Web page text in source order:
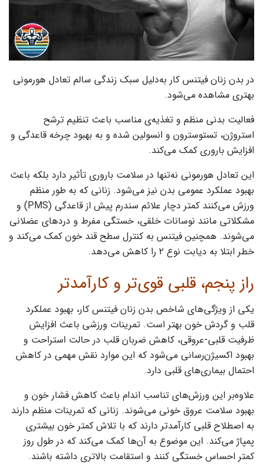
در بدن زنان فیتنس کار به‌دلیل سبک زندگی سالم تعادل هورمونی
بهتری مشاهده می‌شود.
فعالیت بدنی منظم و تغذیه‌ی مناسب باعث تنظیم ترشح
استروژن، تستوسترون و انسولین شده و به بهبود چرخه قاعدگی و
افزایش باروری کمک می‌کند.
این تعادل هورمونی نه‌تنها در سلامت باروری تأثیر دارد بلکه باعث
بهبود عملکرد عمومی بدن نیز می‌شود. زنانی که به طور منظم
ورزش می‌کنند کمتر دچار علائم سندرم پیش از قاعدگی (PMS) و
مشکلاتی مانند نوسانات خلقی، خستگی مفرط و دردهای عضلانی
می‌شوند. همچنین فیتنس به کنترل سطح قند خون کمک می‌کند و
خطر ابتلا به دیابت نوع ۲ را کاهش می‌دهد.
راز پنجم، قلبی قوی‌تر و کارآمدتر
یکی از ویژگی‌های شاخص بدن زنان فیتنس کار، بهبود عملکرد
قلب و گردش خون بهتر است. تمرینات ورزشی باعث افزایش
ظرفیت قلبی-عروقی، کاهش ضربان قلب در حالت استراحت و
بهبود اکسیژن‌رسانی می‌شود که این موارد نقش مهمی در کاهش
احتمال بیماری‌های قلبی دارد.
علاوه‌بر این ورزش‌های تناسب ‌اندام باعث کاهش فشار خون و
بهبود سلامت عروق خونی می‌شوند. زنانی که تمرینات منظم دارند
به اصطلاح قلبی کارآمدتر دارند که با تلاش کمتر خون بیشتری
پمپاژ می‌کند. این موضوع به آن‌ها کمک می‌کند که در طول روز
کمتر احساس خستگی کنند و استقامت بالاتری داشته باشند.